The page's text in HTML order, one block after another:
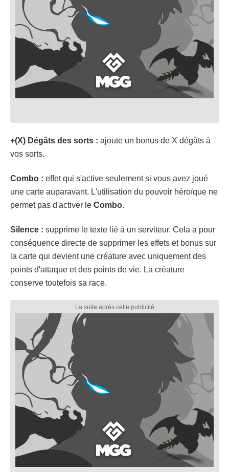
+(X) Dégâts des sorts : ajoute un bonus de X dégâts à
vos sorts.
Combo : effet qui s'active seulement si vous avez joué
une carte auparavant. L'utilisation du pouvoir héroïque ne
permet pas d'activer le Combo.
Silence : supprime le texte lié à un serviteur. Cela a pour
conséquence directe de supprimer les effets et bonus sur
la carte qui devient une créature avec uniquement des
points d'attaque et des points de vie. La créature
conserve toutefois sa race.